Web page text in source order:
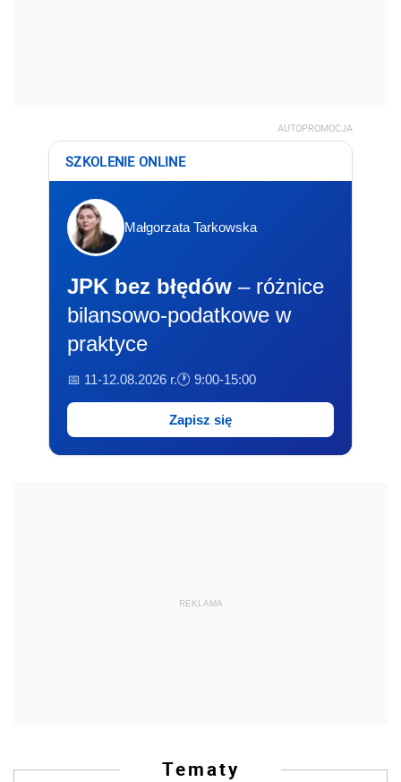
AUTOPROMOCJA
SZKOLENIE ONLINE
Małgorzata Tarkowska
JPK bez błędów – różnice
bilansowo-podatkowe w
praktyce
📅 11-12.08.2026 r.🕐 9:00-15:00
Zapisz się
REKLAMA
Tematy